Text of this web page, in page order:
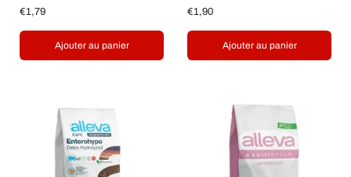
€1,79
Ajouter au panier
€1,90
Ajouter au panier